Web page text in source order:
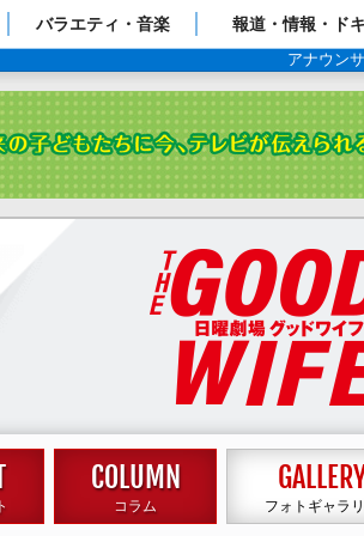
プページ
バラエティ・音楽 報道・情報・ド
アナウン
コラム フォトギャラ